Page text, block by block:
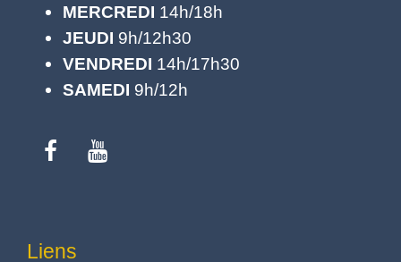
MERCREDI 14h/18h
JEUDI 9h/12h30
VENDREDI 14h/17h30
SAMEDI 9h/12h
Liens